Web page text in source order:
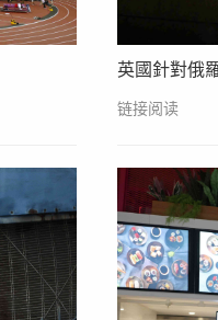
英國針對俄
链接阅读